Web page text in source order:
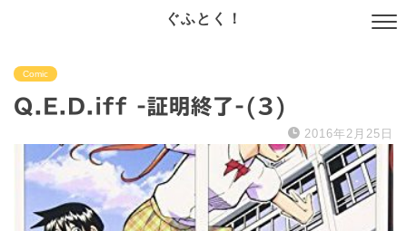
ぐふとく！
Comic
Q.E.D.iff -証明終了-(3)
2016年2月25日